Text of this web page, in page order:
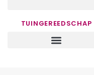
TUINGEREEDSCHAP